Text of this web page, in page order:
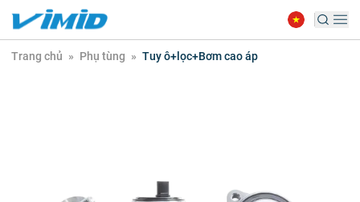
Trang chủ » Phụ tùng » Tuy ô+lọc+Bơm cao áp